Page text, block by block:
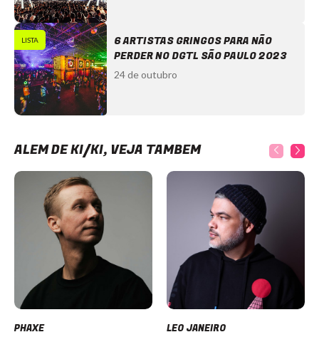
LISTA
6 ARTISTAS GRINGOS PARA NÃO
PERDER NO DGTL SÃO PAULO 2023
24 de outubro
ALÉM DE KI/KI, VEJA TAMBÉM
PHAXE LEO JANEIRO